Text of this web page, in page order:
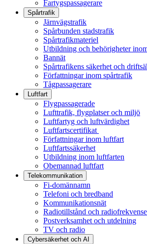
Fartygspassagerare
Spårtrafik
Järnvägstrafik
Spårbunden stadstrafik
Spårtrafikmateriel
Utbildning och behörigheter
Bannät
Spårtrafikens säkerhet och
Författningar inom spårtrafik
Tågpassagerare
Luftfart
Flygpassagerade
Lufttrafik, flygplatser och miljö
Luftfartyg och luftvärdighet
Luftfartscertifikat
Författningar inom luftfart
Luftfartssäkerhet
Utbildning inom luftfarten
Obemannad luftfart
Telekommunikation
Fi-domännamn
Telefoni och bredband
Kommunikationsnät
Radiotillstånd och
Postverksamhet och utdelning
TV och radio
Cybersäkerhet och AI